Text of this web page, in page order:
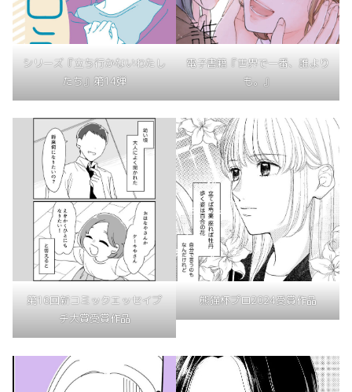
シリーズ『立ち行かないわたし
たち』第14弾
電子書籍『世界で一番、誰より
も。』
第16回新コミックエッセイプ
チ大賞受賞作品
熊猫杯プロ2024受賞作品